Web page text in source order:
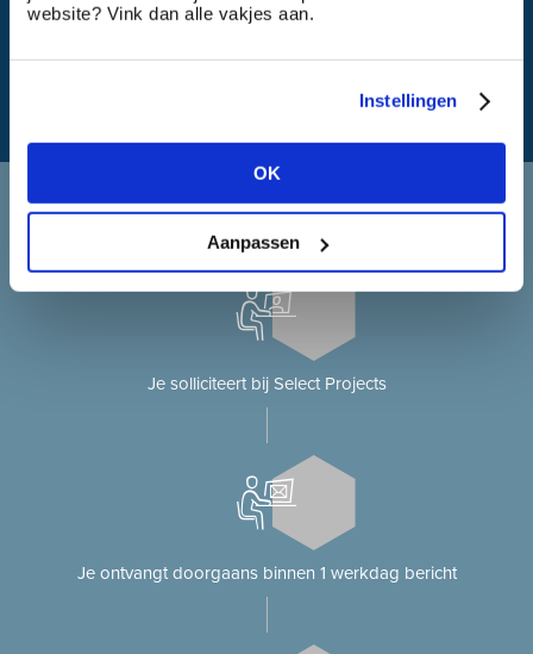
website? Vink dan alle vakjes aan.
Instellingen
OK
Aanpassen
Solliciteren bij Select Projects
Je solliciteert op onze website?
Je solliciteert bij Select Projects
Je ontvangt doorgaans binnen 1 werkdag bericht